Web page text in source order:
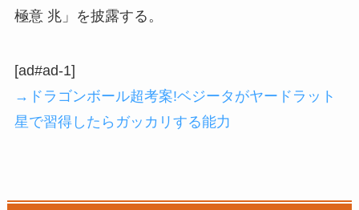
極意 兆」を披露する。
[ad#ad-1]
→ドラゴンボール超考案!ベジータがヤードラット
星で習得したらガッカリする能力